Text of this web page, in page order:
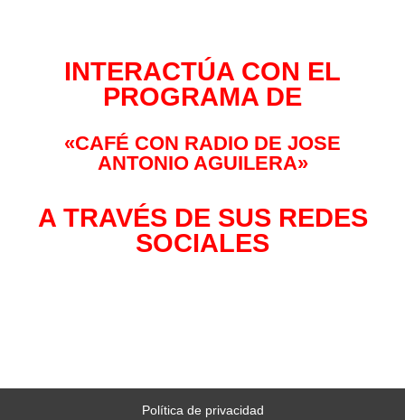
INTERACTÚA CON EL
PROGRAMA DE
«CAFÉ CON RADIO DE JOSE
ANTONIO AGUILERA»
A TRAVÉS DE SUS REDES
SOCIALES
Política de privacidad